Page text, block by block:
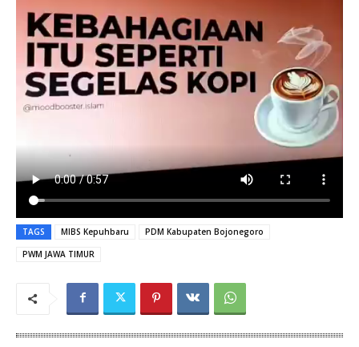
TAGS MIBS Kepuhbaru
PDM Kabupaten Bojonegoro
PWM JAWA TIMUR